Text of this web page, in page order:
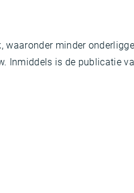
waaronder minder
Inmiddels is de publicatie